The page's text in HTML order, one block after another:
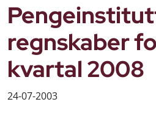
regnskaber
kvartal 2008
24-07-2003